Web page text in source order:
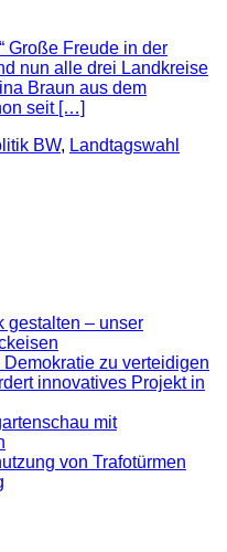
Große Freude in der
nun alle drei Landkreise
Braun aus dem
seit […]
BW, Landtagswahl
gestalten – unser
zu verteidigen
innovatives Projekt in
mit
von Trafotürmen